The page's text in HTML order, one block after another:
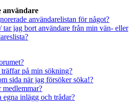
användare
användarelistan för något?
jag bort användare från min vän- eller
på min sökning?
sida när jag försöker söka!?
inlägg och trådar?